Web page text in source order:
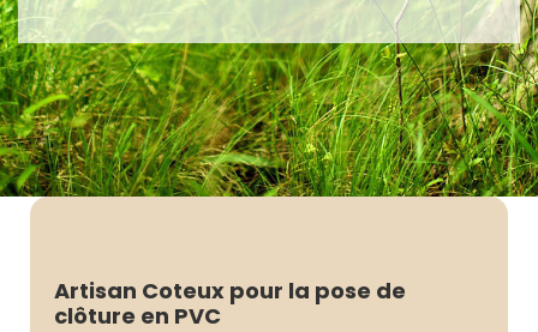
Artisan Coteux pour la pose de
clôture en PVC